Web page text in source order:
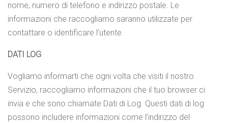
nome, numero di telefono e indirizzo postale. Le
informazioni che raccogliamo saranno utilizzate per
contattare o identificare l’utente.
DATI LOG
Vogliamo informarti che ogni volta che visiti il nostro
Servizio, raccogliamo informazioni che il tuo browser ci
invia e che sono chiamate Dati di Log. Questi dati di log
possono includere informazioni come l’indirizzo del